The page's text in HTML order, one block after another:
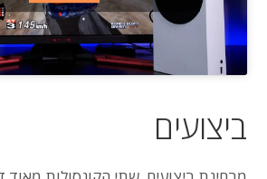
ביצועים